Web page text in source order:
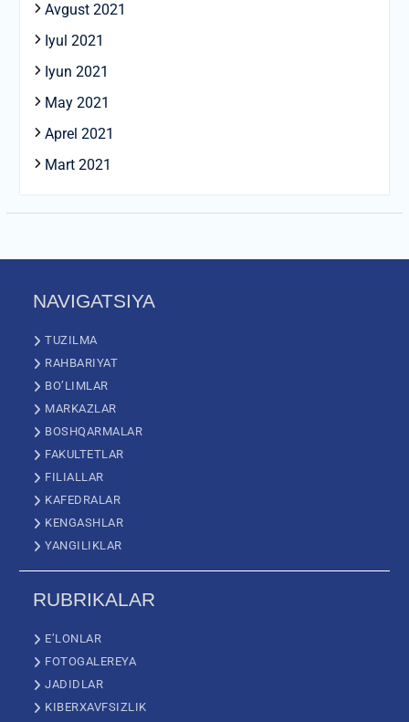
Avgust 2021
Iyul 2021
Iyun 2021
May 2021
Aprel 2021
Mart 2021
NAVIGATSIYA
TUZILMA
RAHBARIYAT
BO’LIMLAR
MARKAZLAR
BOSHQARMALAR
FAKULTETLAR
FILIALLAR
KAFEDRALAR
KENGASHLAR
YANGILIKLAR
RUBRIKALAR
E’LONLAR
FOTOGALEREYA
JADIDLAR
KIBERXAVFSIZLIK